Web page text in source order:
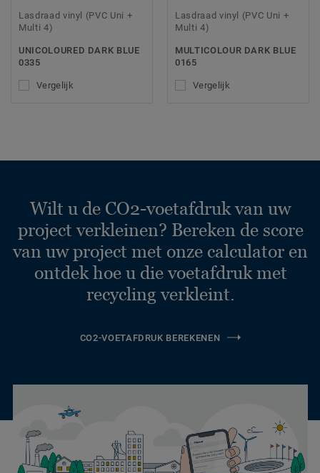
Lasdraad vinyl (PVC Uni +
Multi 4)
UNICOLOURED DARK BLUE
0335
Vergelijk
Lasdraad vinyl (PVC Uni +
Multi 4)
MULTICOLOUR DARK BLUE
0165
Vergelijk
Wilt u de CO2-voetafdruk van uw
project verkleinen? Bereken de score
van uw project met onze calculator en
ontdek hoe u die voetafdruk met
recycling verkleint.
CO2-VOETAFDRUK BEREKENEN